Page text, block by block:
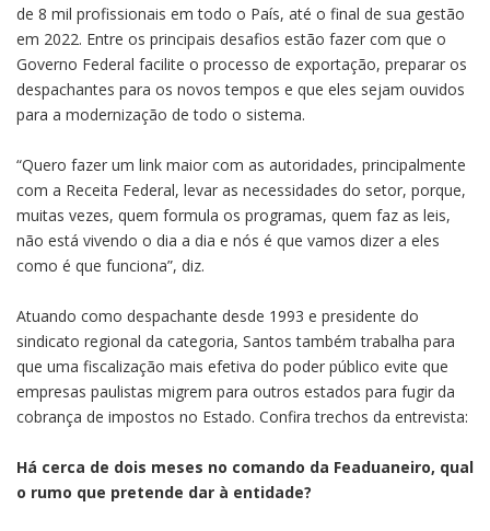
de 8 mil profissionais em todo o País, até o final de sua gestão
em 2022. Entre os principais desafios estão fazer com que o
Governo Federal facilite o processo de exportação, preparar os
despachantes para os novos tempos e que eles sejam ouvidos
para a modernização de todo o sistema.
“Quero fazer um link maior com as autoridades, principalmente
com a Receita Federal, levar as necessidades do setor, porque,
muitas vezes, quem formula os programas, quem faz as leis,
não está vivendo o dia a dia e nós é que vamos dizer a eles
como é que funciona”, diz.
Atuando como despachante desde 1993 e presidente do
sindicato regional da categoria, Santos também trabalha para
que uma fiscalização mais efetiva do poder público evite que
empresas paulistas migrem para outros estados para fugir da
cobrança de impostos no Estado. Confira trechos da entrevista:
Há cerca de dois meses no comando da Feaduaneiro, qual
o rumo que pretende dar à entidade?